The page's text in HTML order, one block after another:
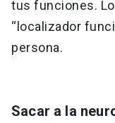
tus funciones.
“localizador
persona.
Sacar a la